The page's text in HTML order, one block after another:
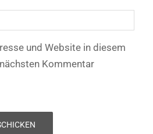
und Website in diesem
Kommentar